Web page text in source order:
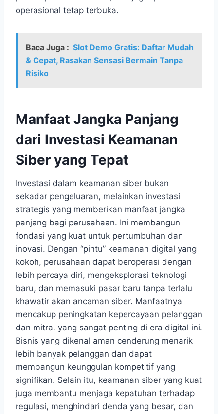
operasional tetap terbuka.
Baca Juga : Slot Demo Gratis: Daftar Mudah
& Cepat, Rasakan Sensasi Bermain Tanpa
Risiko
Manfaat Jangka Panjang
dari Investasi Keamanan
Siber yang Tepat
Investasi dalam keamanan siber bukan
sekadar pengeluaran, melainkan investasi
strategis yang memberikan manfaat jangka
panjang bagi perusahaan. Ini membangun
fondasi yang kuat untuk pertumbuhan dan
inovasi. Dengan “pintu” keamanan digital yang
kokoh, perusahaan dapat beroperasi dengan
lebih percaya diri, mengeksplorasi teknologi
baru, dan memasuki pasar baru tanpa terlalu
khawatir akan ancaman siber. Manfaatnya
mencakup peningkatan kepercayaan pelanggan
dan mitra, yang sangat penting di era digital ini.
Bisnis yang dikenal aman cenderung menarik
lebih banyak pelanggan dan dapat
membangun keunggulan kompetitif yang
signifikan. Selain itu, keamanan siber yang kuat
juga membantu menjaga kepatuhan terhadap
regulasi, menghindari denda yang besar, dan